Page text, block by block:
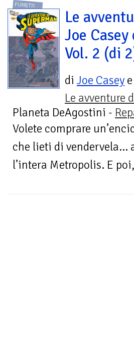
FUMETTI
Le
Joe
Vol. 2 (di
di Joe Casey e
Le avventure
Planeta DeAgostini -
Volete comprare
che lieti di vendervela…
l’intera Metropolis. E